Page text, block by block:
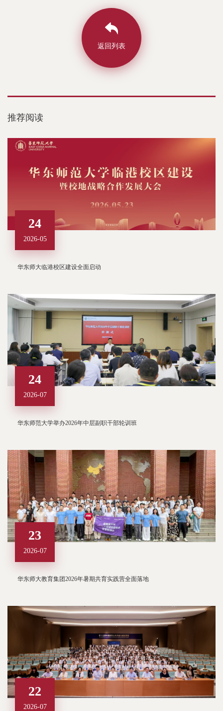
返回列表
推荐阅读
24
2026-05
华东师大临港校区建设全面启动
24
2026-07
华东师范大学举办2026年中层副职干部轮训班
23
2026-07
华东师大教育集团2026年暑期共育实践营全面落地
22
2026-07